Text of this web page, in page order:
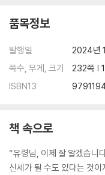
품목정보
발행일
2024년
쪽수, 무게, 크기
232쪽 |
ISBN13
책 속으로
“유령님, 이제 잘 알겠습니
신세가 될 수도 있다는 것